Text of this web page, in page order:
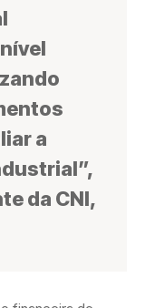
a
da CNI,